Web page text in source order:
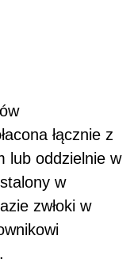
łącznie z
lub oddzielnie w
w
zwłoki w